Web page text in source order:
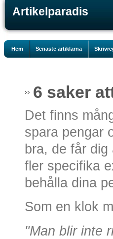
Artikelparadis
Hem Senaste artiklarna
6 saker
Det finns
spara pengar
bra, de får
fler specifika
behålla dina
Som en klok
"Man blir inte